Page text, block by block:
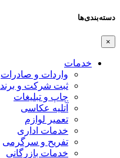
دسته‌بندی‌ها
×
خدمات
واردات و صادرات
ثبت شرکت و برند
چاپ و تبلیغات
آتلیه عکاسی
تعمیر لوازم
خدمات اداری
تفریح و سرگرمی
خدمات بازرگانی